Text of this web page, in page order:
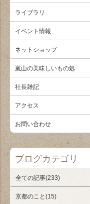
ライブラリ
イベント情報
ネットショップ
嵐山の美味しいもの処
社長雑記
アクセス
お問い合わせ
ブログカテゴリ
全ての記事(233)
京都のこと(15)